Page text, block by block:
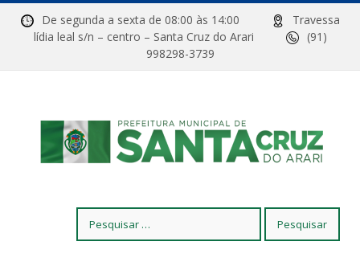
De segunda a sexta de 08:00 às 14:00
Travessa
lídia leal s/n – centro – Santa Cruz do Arari
(91)
998298-3739
por: